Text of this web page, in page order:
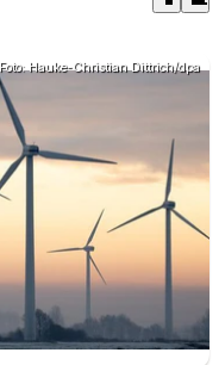
Foto: Hauke-Christian Dittrich/dpa